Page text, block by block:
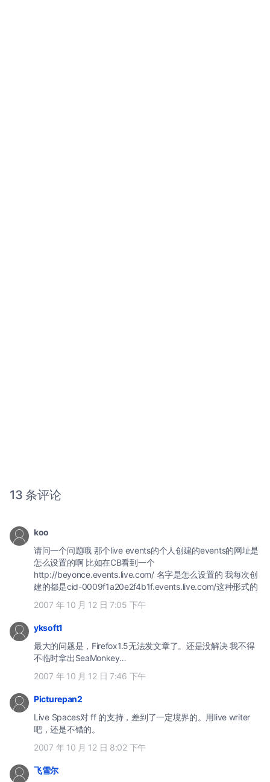
13 条评论
koo
请问一个问题哦 那个live events的个人创建的events的网址是
怎么设置的啊 比如在CB看到一个
http://beyonce.events.live.com/ 名字是怎么设置的 我每次创
建的都是cid-0009f1a20e2f4b1f.events.live.com/这种形式的
2007 年 10 月 12 日 7:05 下午
yksoft1
最大的问题是，Firefox1.5无法发文章了。还是没解决 我不得
不临时拿出SeaMonkey…
2007 年 10 月 12 日 7:46 下午
Picturepan2
Live Spaces对 ff 的支持，差到了一定境界的。用live writer
吧，还是不错的。
2007 年 10 月 12 日 8:02 下午
飞雪尔